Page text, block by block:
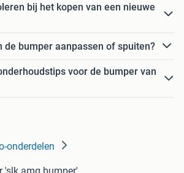
bij het kopen van een nieuwe
de bumper aanpassen of spuiten?
voor de bumper van
onderdelen